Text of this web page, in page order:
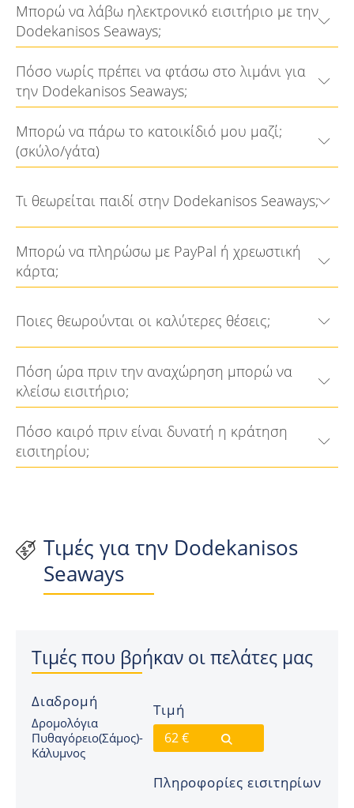
Μπορώ να λάβω ηλεκτρονικό εισιτήριο με την
Dodekanisos Seaways;
Πόσο νωρίς πρέπει να φτάσω στο λιμάνι για
την Dodekanisos Seaways;
Μπορώ να πάρω το κατοικίδιό μου μαζί;
(σκύλο/γάτα)
Τι θεωρείται παιδί στην Dodekanisos Seaways;
Μπορώ να πληρώσω με PayPal ή χρεωστική
κάρτα;
Ποιες θεωρούνται οι καλύτερες θέσεις;
Πόση ώρα πριν την αναχώρηση μπορώ να
κλείσω εισιτήριο;
Πόσο καιρό πριν είναι δυνατή η κράτηση
εισιτηρίου;
Τιμές για την Dodekanisos
Seaways
Τιμές που βρήκαν οι πελάτες μας
Διαδρομή
Δρομολόγια
Πυθαγόρειο(Σάμος)-
Κάλυμνος
Τιμή
62 €
Πληροφορίες εισιτηρίων